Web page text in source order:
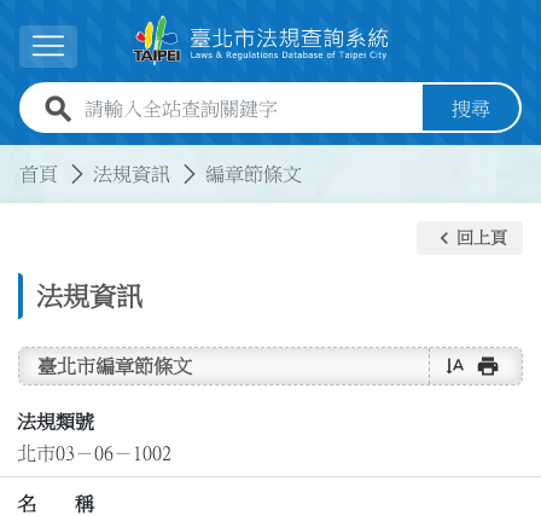
展開選單
全站查詢關鍵字欄位 搜尋
首頁 法規資訊 編章節條文
法規資訊
keyboard_arrow_left 回上頁
臺北市編章節條文 text_rotate_vertical print
法規類號
北市03－06－1002
名 稱